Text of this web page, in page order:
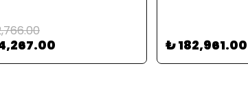
₺ 182,961.00